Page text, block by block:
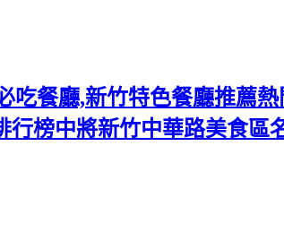
餐廳,新竹特色餐廳推薦
榜中將新竹中華路美食區